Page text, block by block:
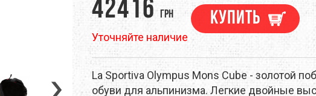
KEEN KELTY
LANEX LEATHERMAN
LIGHT MY FIRE LORPEN
42416 грн
Уточняйте наличие
Купить
La Sportiva Olympus Mons Cube - золотой
обуви для альпинизма. Легкие двойные